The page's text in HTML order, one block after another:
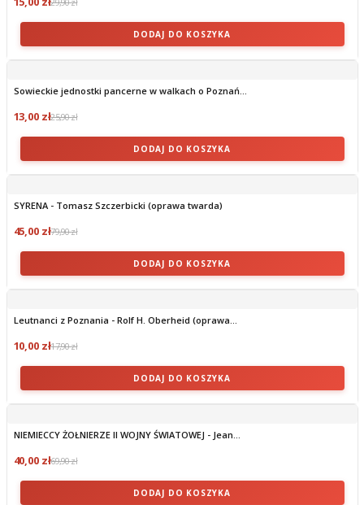
DODAJ DO KOSZYKA
Sowieckie jednostki pancerne w walkach o Poznań...
13,00 zł25,90 zł
DODAJ DO KOSZYKA
SYRENA - Tomasz Szczerbicki (oprawa twarda)
45,00 zł79,90 zł
DODAJ DO KOSZYKA
Leutnanci z Poznania - Rolf H. Oberheid (oprawa...
10,00 zł17,90 zł
DODAJ DO KOSZYKA
NIEMIECCY ŻOŁNIERZE II WOJNY ŚWIATOWEJ - Jean...
40,00 zł69,90 zł
DODAJ DO KOSZYKA